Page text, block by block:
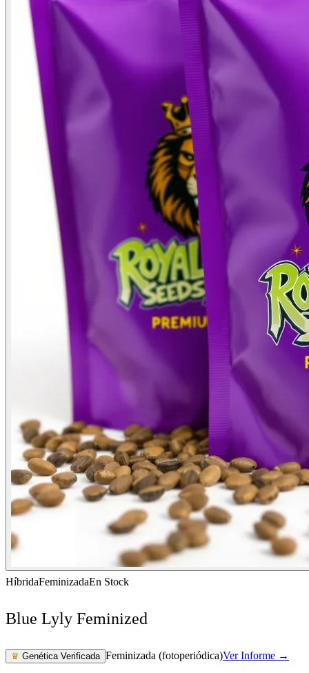
HíbridaFeminizadaEn Stock
Blue Lyly Feminized
♛ Genética Verificada Feminizada (fotoperiódica)Ver Informe →